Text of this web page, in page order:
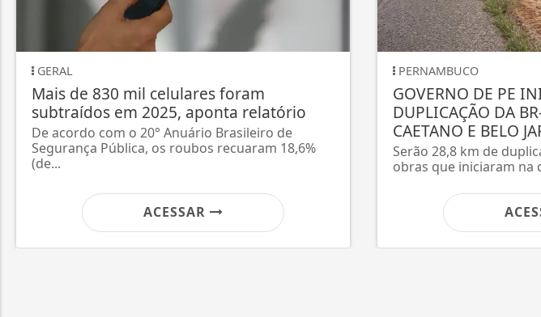
celulares foram
aponta relatório
Anuário Brasileiro de
os roubos recuaram 18,6%
GOVERNO DE PE INICIA OBRAS DA
DUPLICAÇÃO DA BR-232 ENTRE SÃO
CAETANO E BELO JARDIM, NO...
Serão 28,8 km de duplicação e restauração. As
obras que iniciaram na quarta-feira (5),...